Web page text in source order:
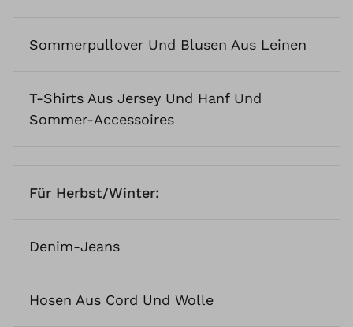
Sommerpullover Und Blusen Aus Leinen
T-Shirts Aus Jersey Und HanfUnd
Sommer-Accessoires
Für Herbst/Winter:
Denim-Jeans
Hosen Aus Cord Und Wolle